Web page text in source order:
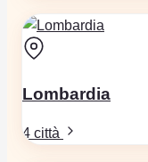
Lombardia
4 città